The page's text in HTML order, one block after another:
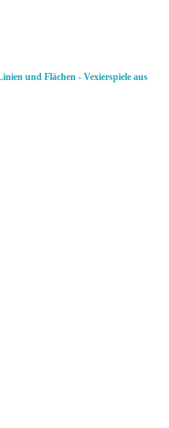
und Flächen - Vexierspiele aus